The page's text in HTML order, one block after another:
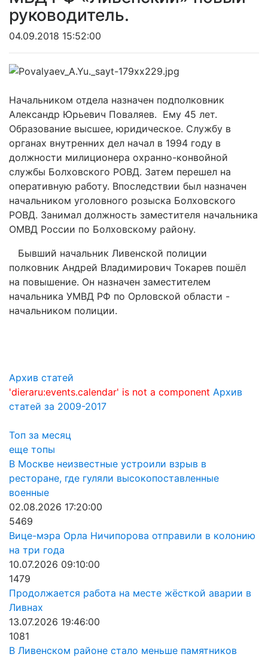
руководитель.
04.09.2018 15:52:00
Начальником отдела назначен подполковник
Александр Юрьевич Поваляев. Ему 45 лет.
Образование высшее, юридическое. Службу в
органах внутренних дел начал в 1994 году в
должности милиционера охранно-конвойной
службы Болховского РОВД. Затем перешел на
оперативную работу. Впоследствии был назначен
начальником уголовного розыска Болховского
РОВД. Занимал должность заместителя начальника
ОМВД России по Болховскому району.
Бывший начальник Ливенской полиции
полковник Андрей Владимирович Токарев пошёл
на повышение. Он назначен заместителем
начальника УМВД РФ по Орловской области -
начальником полиции.
Архив статей
'dieraru:events.calendar' is not a component Архив
статей за 2009-2017
Топ за месяц
еще топы
В Москве неизвестные устроили взрыв в
ресторане, где гуляли высокопоставленные
военные
02.08.2026 17:20:00
5469
Вице-мэра Орла Ничипорова отправили в колонию
на три года
10.07.2026 09:10:00
1479
Продолжается работа на месте жёсткой аварии в
Ливнах
13.07.2026 19:46:00
1081
В Ливенском районе стало меньше памятников